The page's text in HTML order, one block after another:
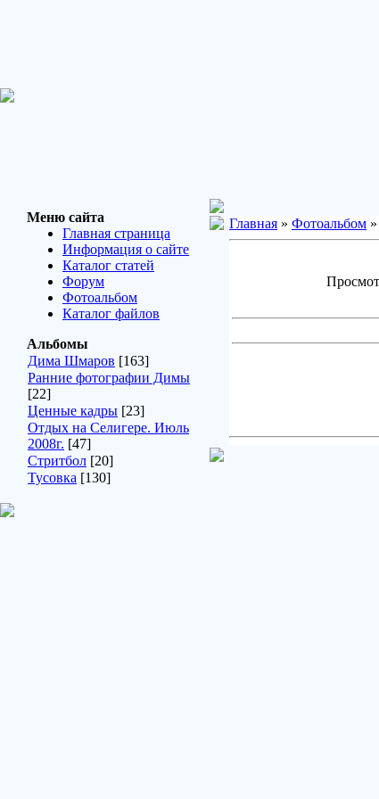
Меню сайта
Главная страница
Информация о сайте
Каталог статей
Форум
Фотоальбом
Каталог файлов
Альбомы
Дима Шмаров [163]
Ранние фотографии Димы
[22]
Ценные кадры [23]
Отдых на Селигере. Июль
2008г. [47]
Стритбол [20]
Тусовка [130]
Главная » Фотоальбом »